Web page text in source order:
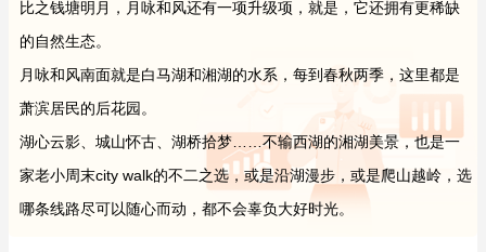
比之钱塘明月，月咏和风还有一项升级项，就是，它还拥有更稀缺
的自然生态。
月咏和风南面就是白马湖和湘湖的水系，每到春秋两季，这里都是
萧滨居民的后花园。
湖心云影、城山怀古、湖桥拾梦……不输西湖的湘湖美景，也是一
家老小周末city walk的不二之选，或是沿湖漫步，或是爬山越岭，选
哪条线路尽可以随心而动，都不会辜负大好时光。